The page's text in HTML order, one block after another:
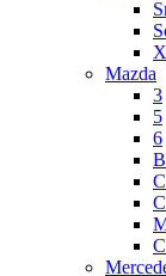
Mazda
3
5
6